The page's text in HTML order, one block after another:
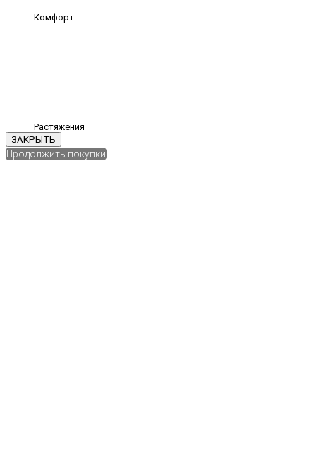
Комфорт
Растяжения
ЗАКРЫТЬ
Продолжить покупки